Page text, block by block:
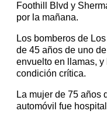
Foothill Blvd y
por la mañana.
Los bomberos de
de 45 años de uno
envuelto en llamas,
condición crítica.
La mujer de 75 años
automóvil fue